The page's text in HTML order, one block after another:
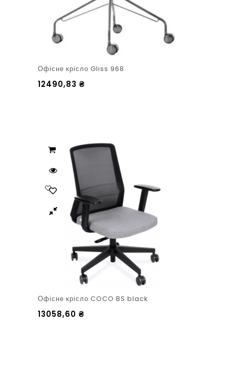
Офісне крісло Gliss 968
12490,83 ₴
Офісне крісло COCO BS black
13058,60 ₴